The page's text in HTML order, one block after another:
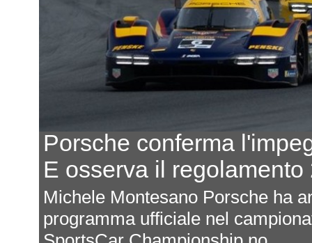
Porsche conferma
E osserva il
Michele Montesano Porsche ha
programma ufficiale nel